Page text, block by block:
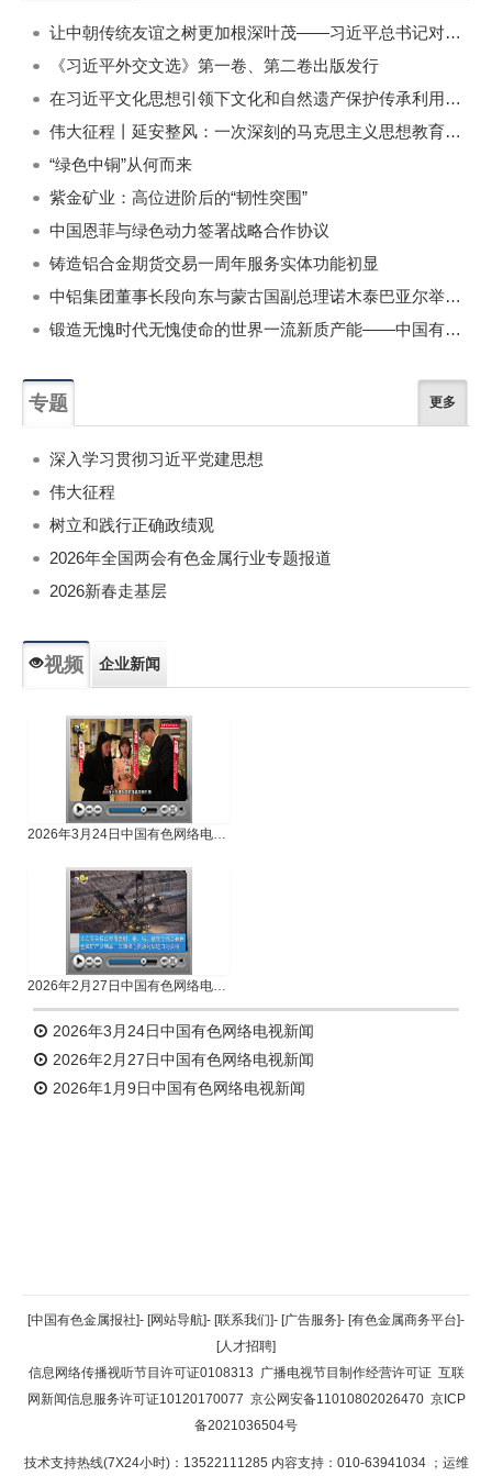
让中朝传统友谊之树更加根深叶茂——习近平总书记对朝鲜进行国事访问纪实
《习近平外交文选》第一卷、第二卷出版发行
在习近平文化思想引领下文化和自然遗产保护传承利用工作开创新局面
伟大征程丨延安整风：一次深刻的马克思主义思想教育运动
“绿色中铜”从何而来
紫金矿业：高位进阶后的“韧性突围”
中国恩菲与绿色动力签署战略合作协议
铸造铝合金期货交易一周年服务实体功能初显
中铝集团董事长段向东与蒙古国副总理诺木泰巴亚尔举行会谈
锻造无愧时代无愧使命的世界一流新质产能——中国有色金属工业的战略应对与破局之道（二）
专题 更多
深入学习贯彻习近平党建思想
伟大征程
树立和践行正确政绩观
2026年全国两会有色金属行业专题报道
2026新春走基层
视频 企业新闻
2026年3月24日中国有色网络电视新闻
2026年2月27日中国有色网络电视新闻
2026年3月24日中国有色网络电视新闻
2026年2月27日中国有色网络电视新闻
2026年1月9日中国有色网络电视新闻
返回顶部
返回首页
[中国有色金属报社]- [网站导航]- [联系我们]- [广告服务]- [有色金属商务平台]-
[人才招聘]
信息网络传播视听节目许可证0108313 广播电视节目制作经营许可证 互联
网新闻信息服务许可证10120170077 京公网安备11010802026470 京ICP
备2021036504号
技术支持热线(7X24小时)：13522111285 内容支持：010-63941034 ；运维